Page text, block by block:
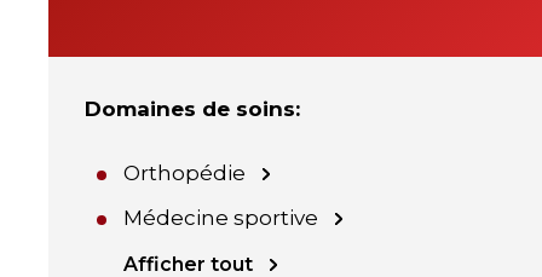
Domaines de soins:
Orthopédie
Médecine sportive
Afficher tout